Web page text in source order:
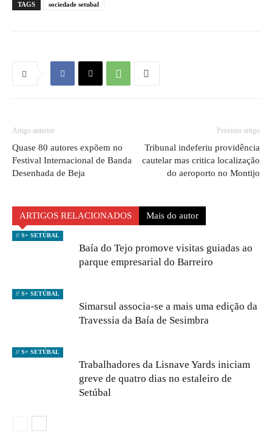
TAGS sociedade setubal
Artigo anterior
Quase 80 autores expõem no
Festival Internacional de Banda
Desenhada de Beja
Próximo artigo
Tribunal indeferiu providência
cautelar mas critica localização
do aeroporto no Montijo
ARTIGOS RELACIONADOS Mais do autor
// S+ SETÚBAL
Baía do Tejo promove visitas guiadas ao
parque empresarial do Barreiro
// S+ SETÚBAL
Simarsul associa-se a mais uma edição da
Travessia da Baía de Sesimbra
// S+ SETÚBAL
Trabalhadores da Lisnave Yards iniciam
greve de quatro dias no estaleiro de
Setúbal